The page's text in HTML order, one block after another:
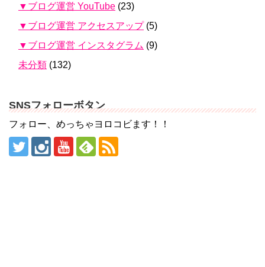
▼ブログ運営 YouTube (23)
▼ブログ運営 アクセスアップ(5)
▼ブログ運営 インスタグラム (9)
未分類 (132)
SNSフォローボタン
フォロー、めっちゃヨロコビます！！